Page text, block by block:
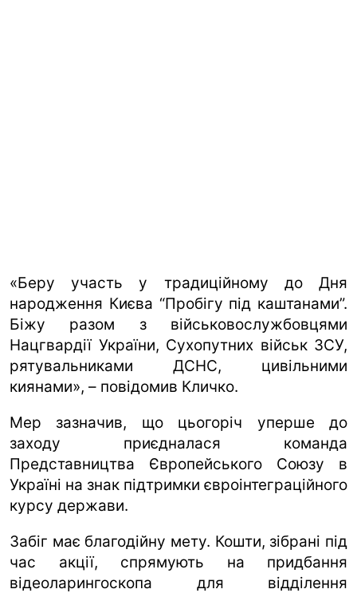
«Беру участь у традиційному до Дня
народження Києва “Пробігу під каштанами”.
Біжу разом з військовослужбовцями
Нацгвардії України, Сухопутних військ ЗСУ,
рятувальниками ДСНС, цивільними
киянами», – повідомив Кличко.
Мер зазначив, що цьогоріч уперше до
заходу приєдналася команда
Представництва Європейського Союзу в
Україні на знак підтримки євроінтеграційного
курсу держави.
Забіг має благодійну мету. Кошти, зібрані під
час акції, спрямують на придбання
відеоларингоскопа для відділення